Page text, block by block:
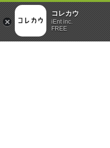
コレカウ
iEnt inc.
FREE